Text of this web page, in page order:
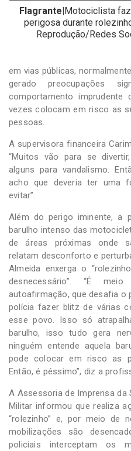
Flagrante|Motociclista
perigosa durante
Reprodução/Redes
em vias públicas,
gerado preocupações
comportamento imprudente
vezes colocam em risco as
pessoas.
A supervisora financeira
“Muitos vão para se
alguns para vandalismo.
acho que deveria ter uma
evitar”.
Além do perigo iminente, a
barulho intenso das
de áreas próximas onde
relatam desconforto e
Almeida enxerga o
desnecessário”. “É
autoafirmação, que desafia o
polícia fazer blitz de várias
esse povo. Isso só
barulho, isso tudo gera
ninguém entende aquela
pode colocar em risco as
Então, é péssimo”, diz a
A Assessoria de Imprensa da
Militar informou que realiza
“rolezinho” e, por meio de
mobilizações são
policiais interceptam os